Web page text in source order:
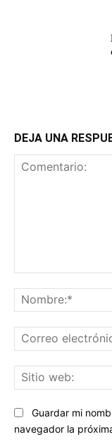
DEJA UNA
Guardar mi
navegador la